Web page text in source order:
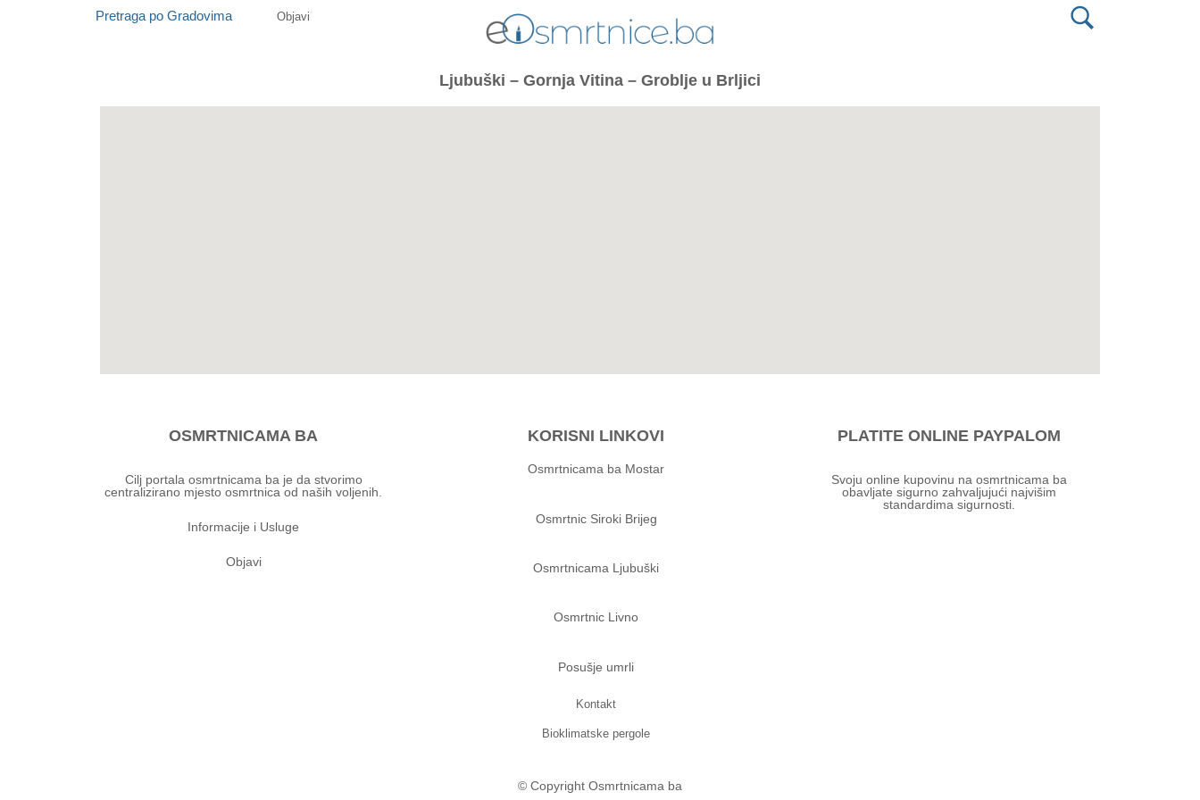
Pretraga po Gradovima Objavi
Ljubuški – Gornja Vitina – Groblje u Brljici
OSMRTNICAMA BA
Cilj portala osmrtnicama ba je da stvorimo
centralizirano mjesto osmrtnica od naših voljenih.
Informacije i Usluge
Objavi
KORISNI LINKOVI
Osmrtnicama ba Mostar
Osmrtnic Siroki Brijeg
Osmrtnicama Ljubuški
Osmrtnic Livno
Posušje umrli
Kontakt
Bioklimatske pergole
PLATITE ONLINE PAYPALOM
Svoju online kupovinu na osmrtnicama ba
obavljate sigurno zahvaljujući najvišim
standardima sigurnosti.
© Copyright Osmrtnicama ba